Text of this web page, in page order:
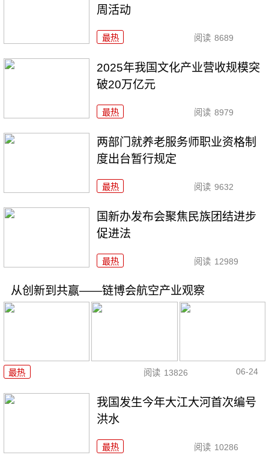
周活动
最热 阅读 8689
2025年我国文化产业营收规模突
破20万亿元
最热 阅读 8979
两部门就养老服务师职业资格制
度出台暂行规定
最热 阅读 9632
国新办发布会聚焦民族团结进步
促进法
最热 阅读 12989
从创新到共赢——链博会航空产业观察
最热 阅读 13826 06-24
我国发生今年大江大河首次编号
洪水
最热 阅读 10286